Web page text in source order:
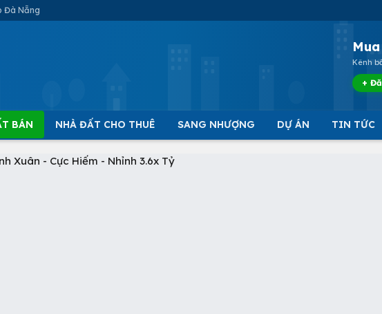
Đà Nẵng
Kênh
+
BÁN NHÀ ĐẤT CHO THUÊ SANG NHƯỢNG DỰ ÁN TIN TỨC